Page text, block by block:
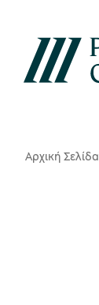
Αρχική Σελίδα